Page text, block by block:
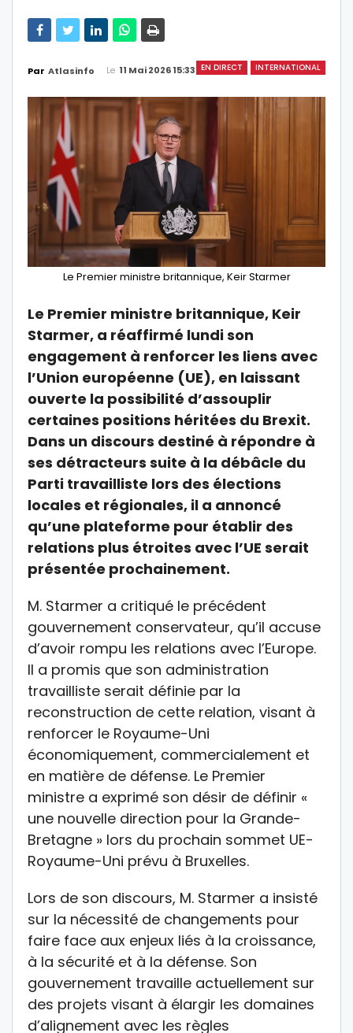
EN DIRECT INTERNATIONAL
Par Atlasinfo Le 11 Mai 2026 15:33
Le Premier ministre britannique, Keir Starmer
Le Premier ministre britannique, Keir
Starmer, a réaffirmé lundi son
engagement à renforcer les liens avec
l’Union européenne (UE), en laissant
ouverte la possibilité d’assouplir
certaines positions héritées du Brexit.
Dans un discours destiné à répondre à
ses détracteurs suite à la débâcle du
Parti travailliste lors des élections
locales et régionales, il a annoncé
qu’une plateforme pour établir des
relations plus étroites avec l’UE serait
présentée prochainement.
M. Starmer a critiqué le précédent
gouvernement conservateur, qu’il accuse
d’avoir rompu les relations avec l’Europe.
Il a promis que son administration
travailliste serait définie par la
reconstruction de cette relation, visant à
renforcer le Royaume-Uni
économiquement, commercialement et
en matière de défense. Le Premier
ministre a exprimé son désir de définir «
une nouvelle direction pour la Grande-
Bretagne » lors du prochain sommet UE-
Royaume-Uni prévu à Bruxelles.
Lors de son discours, M. Starmer a insisté
sur la nécessité de changements pour
faire face aux enjeux liés à la croissance,
à la sécurité et à la défense. Son
gouvernement travaille actuellement sur
des projets visant à élargir les domaines
d’alignement avec les règles